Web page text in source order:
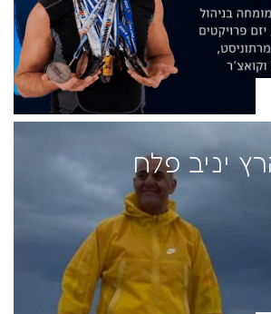
יניב פלח